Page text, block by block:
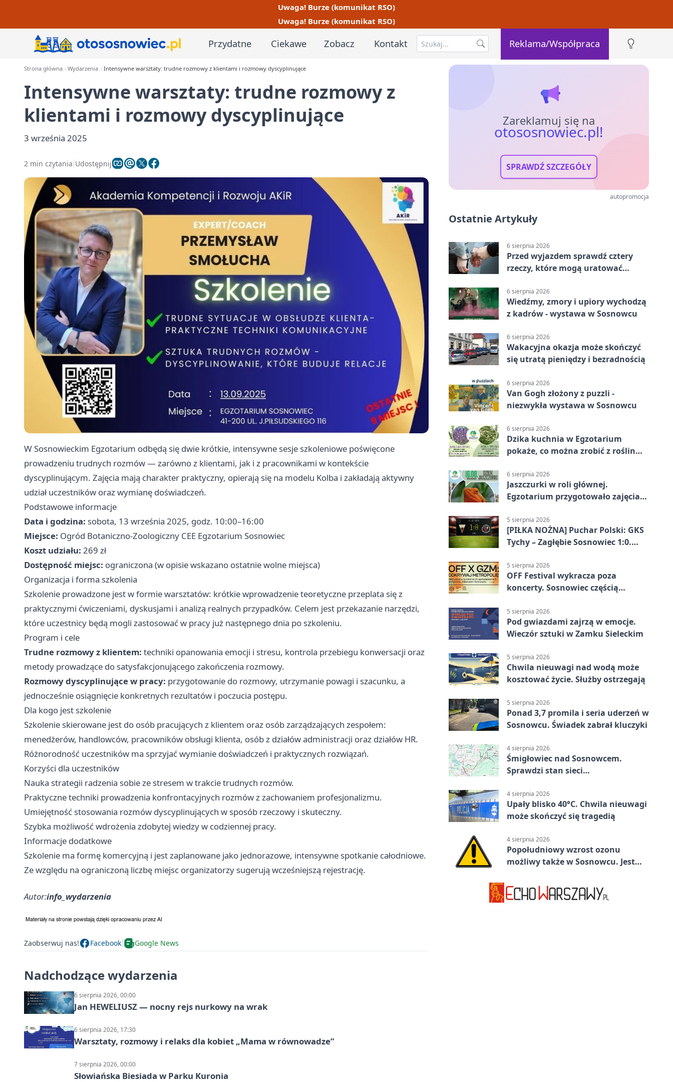
Uwaga! Burze (komunikat RSO)
Uwaga! Burze (komunikat RSO)
Przydatne Ciekawe Zobacz Kontakt Reklama/Współpraca
Strona główna Wydarzenia Intensywne warsztaty: trudne rozmowy z klientami i rozmowy dyscyplinujące
Intensywne warsztaty: trudne rozmowy z
klientami i rozmowy dyscyplinujące
3 września 2025
2 min czytania Udostępnij
W Sosnowieckim Egzotarium odbędą się dwie krótkie, intensywne sesje szkoleniowe poświęcone
prowadzeniu trudnych rozmów — zarówno z klientami, jak i z pracownikami w kontekście
dyscyplinującym. Zajęcia mają charakter praktyczny, opierają się na modelu Kolba i zakładają aktywny
udział uczestników oraz wymianę doświadczeń.
Podstawowe informacje
Data i godzina: sobota, 13 września 2025, godz. 10:00–16:00
Miejsce: Ogród Botaniczno-Zoologiczny CEE Egzotarium Sosnowiec
Koszt udziału: 269 zł
Dostępność miejsc: ograniczona (w opisie wskazano ostatnie wolne miejsca)
Organizacja i forma szkolenia
Szkolenie prowadzone jest w formie warsztatów: krótkie wprowadzenie teoretyczne przeplata się z
praktycznymi ćwiczeniami, dyskusjami i analizą realnych przypadków. Celem jest przekazanie narzędzi,
które uczestnicy będą mogli zastosować w pracy już następnego dnia po szkoleniu.
Program i cele
Trudne rozmowy z klientem: techniki opanowania emocji i stresu, kontrola przebiegu konwersacji oraz
metody prowadzące do satysfakcjonującego zakończenia rozmowy.
Rozmowy dyscyplinujące w pracy: przygotowanie do rozmowy, utrzymanie powagi i szacunku, a
jednocześnie osiągnięcie konkretnych rezultatów i poczucia postępu.
Dla kogo jest szkolenie
Szkolenie skierowane jest do osób pracujących z klientem oraz osób zarządzających zespołem:
menedżerów, handlowców, pracowników obsługi klienta, osób z działów administracji oraz działów HR.
Różnorodność uczestników ma sprzyjać wymianie doświadczeń i praktycznych rozwiązań.
Korzyści dla uczestników
Nauka strategii radzenia sobie ze stresem w trakcie trudnych rozmów.
Praktyczne techniki prowadzenia konfrontacyjnych rozmów z zachowaniem profesjonalizmu.
Umiejętność stosowania rozmów dyscyplinujących w sposób rzeczowy i skuteczny.
Szybka możliwość wdrożenia zdobytej wiedzy w codziennej pracy.
Informacje dodatkowe
Szkolenie ma formę komercyjną i jest zaplanowane jako jednorazowe, intensywne spotkanie całodniowe.
Ze względu na ograniczoną liczbę miejsc organizatorzy sugerują wcześniejszą rejestrację.
Autor:info_wydarzenia
Zaobserwuj nas! Facebook Google News
Nadchodzące wydarzenia
6 sierpnia 2026, 00:00
Jan HEWELIUSZ — nocny rejs nurkowy na wrak
6 sierpnia 2026, 17:30
Warsztaty, rozmowy i relaks dla kobiet „Mama w równowadze”
7 sierpnia 2026, 00:00
Słowiańska Biesiada w Parku Kuronia
Zareklamuj się na
otososnowiec.pl!
SPRAWDŹ SZCZEGÓŁY
autopromocja
Ostatnie Artykuły
6 sierpnia 2026
Przed wyjazdem sprawdź cztery
rzeczy, które mogą uratować
6 sierpnia 2026
Wiedźmy, zmory i upiory wychodzą
z kadrów - wystawa w Sosnowcu
6 sierpnia 2026
Wakacyjna okazja może skończyć
się utratą pieniędzy i bezradnością
6 sierpnia 2026
Van Gogh złożony z puzzli -
niezwykła wystawa w Sosnowcu
6 sierpnia 2026
Dzika kuchnia w Egzotarium
pokaże, co można zrobić z roślin
6 sierpnia 2026
Jaszczurki w roli głównej.
Egzotarium przygotowało zajęcia
5 sierpnia 2026
[PIŁKA NOŻNA] Puchar Polski: GKS
Tychy – Zagłębie Sosnowiec 1:0.
przed przerwą
5 sierpnia 2026
OFF Festival wykracza poza
koncerty. Sosnowiec częścią
5 sierpnia 2026
Pod gwiazdami zajrzą w emocje.
Wieczór sztuki w Zamku Sieleckim
5 sierpnia 2026
Chwila nieuwagi nad wodą może
kosztować życie. Służby ostrzegają
5 sierpnia 2026
Ponad 3,7 promila i seria uderzeń w
Sosnowcu. Świadek zabrał kluczyki
4 sierpnia 2026
Śmigłowiec nad Sosnowcem.
Sprawdzi stan sieci
4 sierpnia 2026
Upały blisko 40°C. Chwila nieuwagi
może skończyć się tragedią
4 sierpnia 2026
Popołudniowy wzrost ozonu
możliwy także w Sosnowcu. Jest